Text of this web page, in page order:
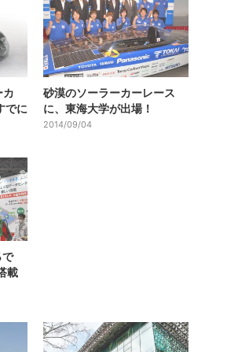
カ
でに
砂漠のソーラーカーレース
に、東海大学が出場！
2014/09/04
載